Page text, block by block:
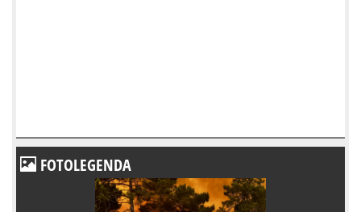
FOTOLEGENDA